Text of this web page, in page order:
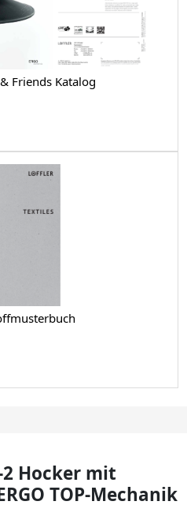
Friends Katalog
2 Hocker mit
TOP-Mechanik